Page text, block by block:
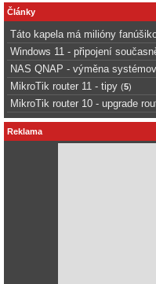
Články
Táto kapela má milióny
Windows 11 - připojení
NAS QNAP - výměna
MikroTik router 11 - tipy (5)
MikroTik router 10 - upgrade
Reklama